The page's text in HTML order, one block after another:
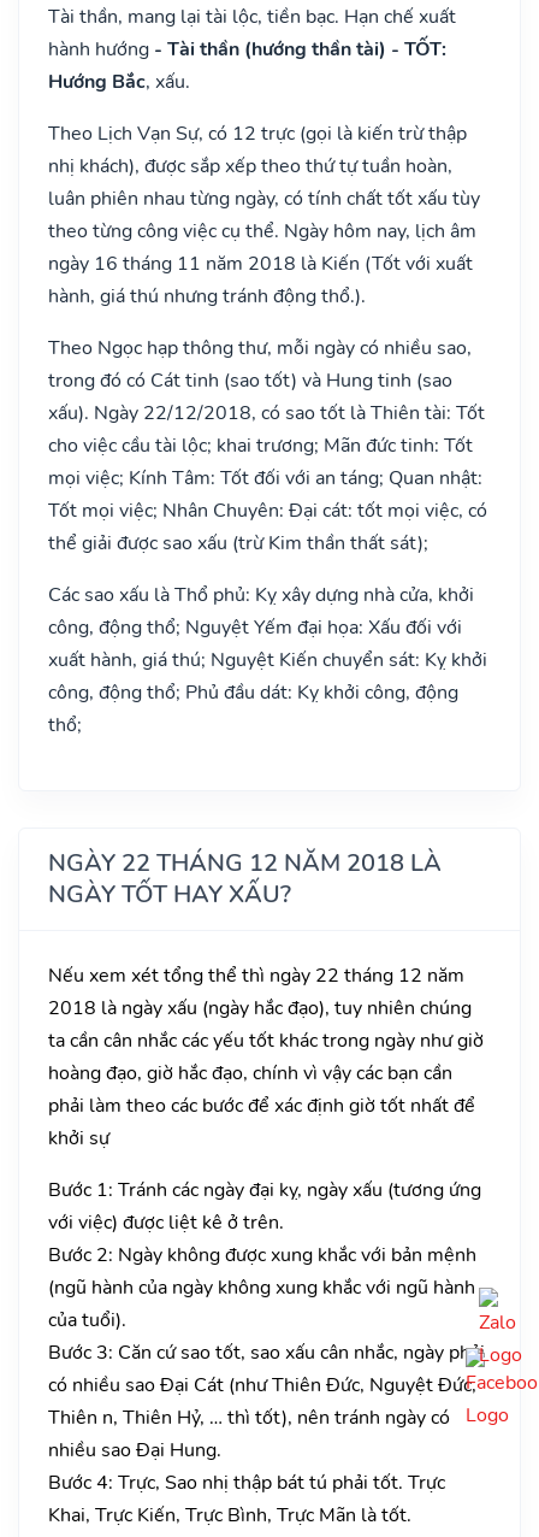
Tài thần, mang lại tài lộc, tiền bạc. Hạn chế xuất
hành hướng - Tài thần (hướng thần tài) - TỐT:
Hướng Bắc, xấu.
Theo Lịch Vạn Sự, có 12 trực (gọi là kiến trừ thập
nhị khách), được sắp xếp theo thứ tự tuần hoàn,
luân phiên nhau từng ngày, có tính chất tốt xấu tùy
theo từng công việc cụ thể. Ngày hôm nay, lịch âm
ngày 16 tháng 11 năm 2018 là Kiến (Tốt với xuất
hành, giá thú nhưng tránh động thổ.).
Theo Ngọc hạp thông thư, mỗi ngày có nhiều sao,
trong đó có Cát tinh (sao tốt) và Hung tinh (sao
xấu). Ngày 22/12/2018, có sao tốt là Thiên tài: Tốt
cho việc cầu tài lộc; khai trương; Mãn đức tinh: Tốt
mọi việc; Kính Tâm: Tốt đối với an táng; Quan nhật:
Tốt mọi việc; Nhân Chuyên: Đại cát: tốt mọi việc, có
thể giải được sao xấu (trừ Kim thần thất sát);
Các sao xấu là Thổ phủ: Kỵ xây dựng nhà cửa, khởi
công, động thổ; Nguyệt Yếm đại họa: Xấu đối với
xuất hành, giá thú; Nguyệt Kiến chuyển sát: Kỵ khởi
công, động thổ; Phủ đầu dát: Kỵ khởi công, động
thổ;
NGÀY 22 THÁNG 12 NĂM 2018 LÀ
NGÀY TỐT HAY XẤU?
Nếu xem xét tổng thể thì ngày 22 tháng 12 năm
2018 là ngày xấu (ngày hắc đạo), tuy nhiên chúng
ta cần cân nhắc các yếu tốt khác trong ngày như giờ
hoàng đạo, giờ hắc đạo, chính vì vậy các bạn cần
phải làm theo các bước để xác định giờ tốt nhất để
khởi sự
Bước 1: Tránh các ngày đại kỵ, ngày xấu (tương ứng
với việc) được liệt kê ở trên.
Bước 2: Ngày không được xung khắc với bản mệnh
(ngũ hành của ngày không xung khắc với ngũ hành
của tuổi).
Bước 3: Căn cứ sao tốt, sao xấu cân nhắc, ngày phải
có nhiều sao Đại Cát (như Thiên Đức, Nguyệt Đức,
Thiên n, Thiên Hỷ, … thì tốt), nên tránh ngày có
nhiều sao Đại Hung.
Bước 4: Trực, Sao nhị thập bát tú phải tốt. Trực
Khai, Trực Kiến, Trực Bình, Trực Mãn là tốt.